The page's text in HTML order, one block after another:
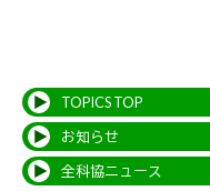
TOPICS TOP
お知らせ
全科協ニュース